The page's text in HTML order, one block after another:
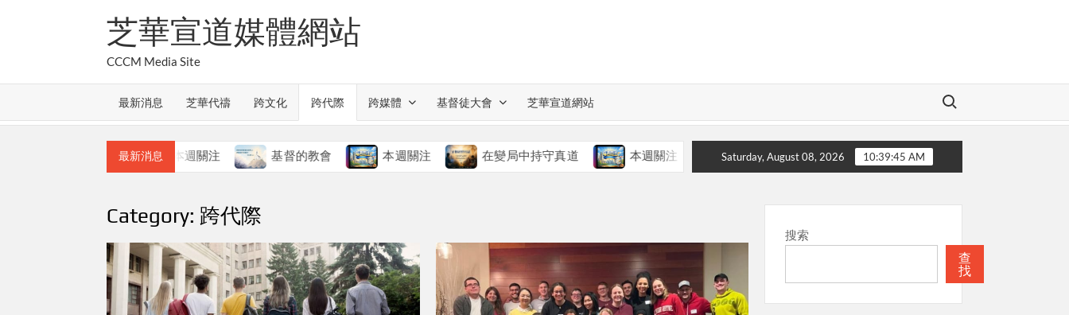
芝華宣道媒體網站
CCCM Media Site
最新消息 芝華代禱 跨文化 跨代際 跨媒體 基督徒大會 芝華宣道網站
Search for:
最新消息
本週關注 基督的教會 本週關注 在變局中持守真道 本週關注 慈愛的神 本週關注 聖經
Saturday, August 08, 2026 10:39:46 AM
Category: 跨代際
搜索
查
找